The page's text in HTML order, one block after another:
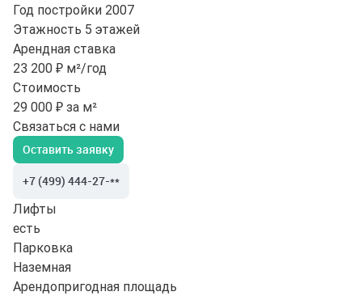
Год постройки 2007
Этажность 5 этажей
Арендная ставка
23 200 ₽ м²/год
Стоимость
29 000 ₽ за м²
Связаться с нами
Оставить заявку
+7 (499) 444-27-**
Лифты
есть
Парковка
Наземная
Арендопригодная площадь